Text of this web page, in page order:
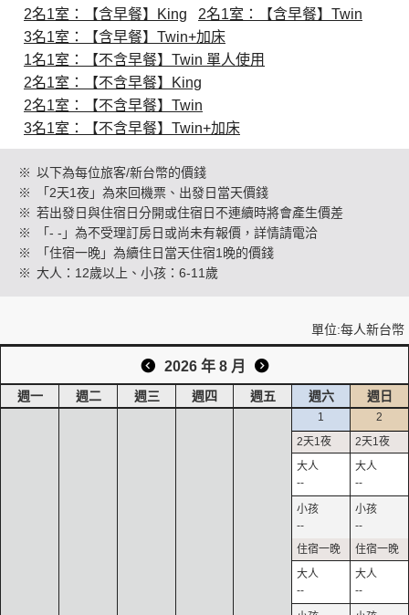
創造旅遊
2名1室：【含早餐】King
2名1室：【含早餐】Twin
3名1室：【含早餐】Twin+加床
1名1室：【不含早餐】Twin 單人使用
2名1室：【不含早餐】King
2名1室：【不含早餐】Twin
3名1室：【不含早餐】Twin+加床
※ 以下為每位旅客/新台幣的價錢
※
「2天1夜」為來回機票、出發日當天價錢
※ 若出發日與住宿日分開或住宿日不連續時將會產生價差
※
「- -」為不受理訂房日或尚未有報價，詳情請電洽
※
「住宿一晚」為續住日當天住宿1晚的價錢
※ 大人：12歲以上、小孩：6-11歲
單位:每人新台幣
2026 年 8 月
週一 週二 週三 週四 週五 週六 週日
1
--
--
--
2
--
--
--